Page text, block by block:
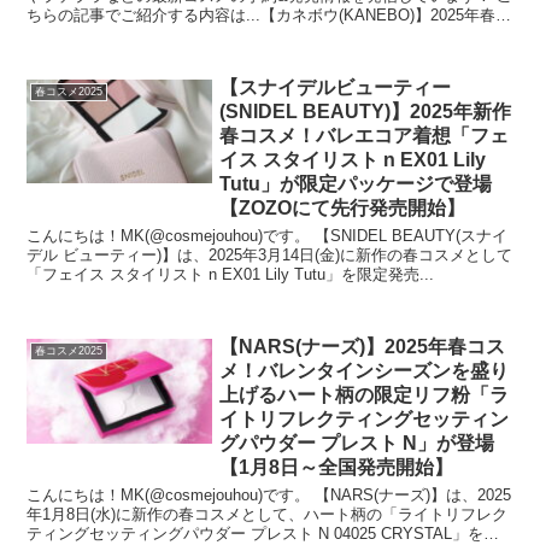
ちらの記事でご紹介する内容は...【カネボウ(KANEBO)】2025年春
春コスメ2025
【スナイデルビューティー
(SNIDEL BEAUTY)】2025年新作
春コスメ！バレエコア着想「フェ
イス スタイリスト n EX01 Lily
Tutu」が限定パッケージで登場
【ZOZOにて先行発売開始】
こんにちは！MK(@cosmejouhou)です。 【SNIDEL BEAUTY(スナイ
デル ビューティー)】は、2025年3月14日(金)に新作の春コスメとして
「フェイス スタイリスト n EX01 Lily Tutu」を限定発売...
春コスメ2025
【NARS(ナーズ)】2025年春コス
メ！バレンタインシーズンを盛り
上げるハート柄の限定リフ粉「ラ
イトリフレクティングセッティン
グパウダー プレスト N」が登場
【1月8日～全国発売開始】
こんにちは！MK(@cosmejouhou)です。 【NARS(ナーズ)】は、2025
年1月8日(水)に新作の春コスメとして、ハート柄の「ライトリフレク
ティングセッティングパウダー プレスト N 04025 CRYSTAL」を数